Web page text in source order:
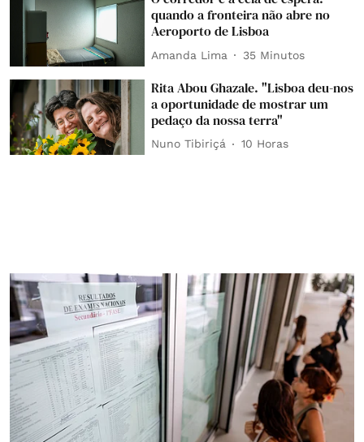
quando a fronteira não abre no
Aeroporto de Lisboa
Amanda Lima 35 Minutos
Rita Abou Ghazale. "Lisboa deu-nos
a oportunidade de mostrar um
pedaço da nossa terra"
Nuno Tibiriçá 10 Horas